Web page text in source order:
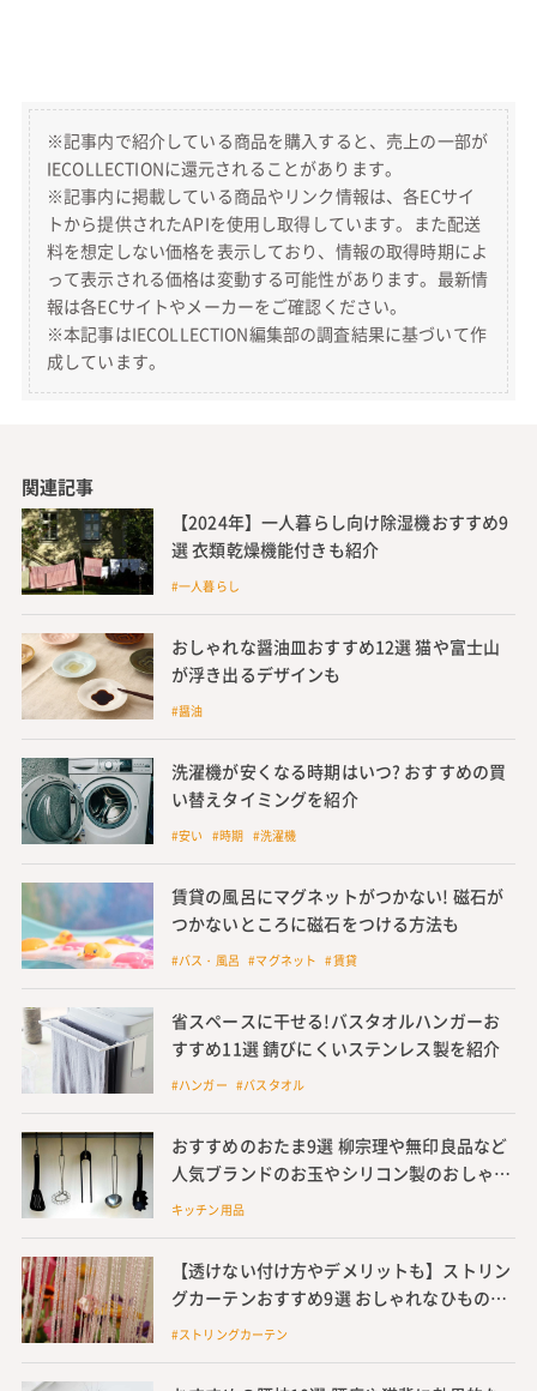
※記事内で紹介している商品を購入すると、売上の一部が
IECOLLECTIONに還元されることがあります。
※記事内に掲載している商品やリンク情報は、各ECサイ
トから提供されたAPIを使用し取得しています。また配送
料を想定しない価格を表示しており、情報の取得時期によ
って表示される価格は変動する可能性があります。最新情
報は各ECサイトやメーカーをご確認ください。
※本記事はIECOLLECTION編集部の調査結果に基づいて作
成しています。
関連記事
【2024年】一人暮らし向け除湿機おすすめ9
選 衣類乾燥機能付きも紹介
#一人暮らし
おしゃれな醤油皿おすすめ12選 猫や富士山
が浮き出るデザインも
#醤油
洗濯機が安くなる時期はいつ? おすすめの買
い替えタイミングを紹介
#安い #時期 #洗濯機
賃貸の風呂にマグネットがつかない! 磁石が
つかないところに磁石をつける方法も
#バス・風呂 #マグネット #賃貸
省スペースに干せる!バスタオルハンガーお
すすめ11選 錆びにくいステンレス製を紹介
#ハンガー #バスタオル
おすすめのおたま9選 柳宗理や無印良品など
人気ブランドのお玉やシリコン製のおしゃれ
なレードル
キッチン用品
【透けない付け方やデメリットも】ストリン
グカーテンおすすめ9選 おしゃれなひものれ
ん
#ストリングカーテン